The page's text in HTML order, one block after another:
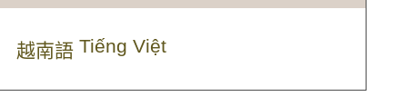
越南語 Tiếng Việt